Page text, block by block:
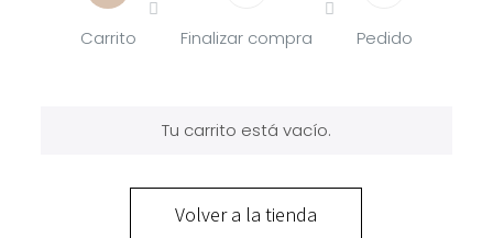
Carrito Finalizar compra Pedido
Tu carrito está vacío.
Volver a la tienda